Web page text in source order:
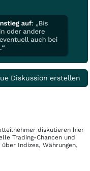
Diskussion erstellen
diskutieren hier
Trading-Chancen und
Indizes, Währungen,